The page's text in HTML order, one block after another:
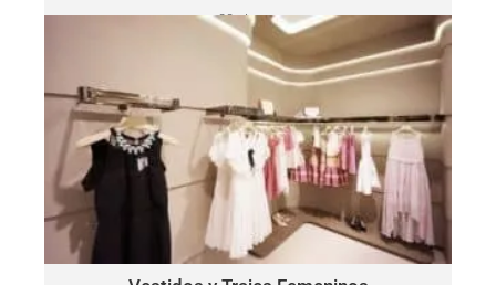
30 piezas
solo $52.00 por pieza
VESTIDOS Y TRAJES FEMENINOS
Este lote puede incluir una variedad de marcas, como:
Ralph
Lauren, Calvin Klein, DKNY, Tommy Hilfiger, Guess, Vince
Camuto, Adrianna Papell, Nine West, BCBGeneration y más.
Haga Click Aquí